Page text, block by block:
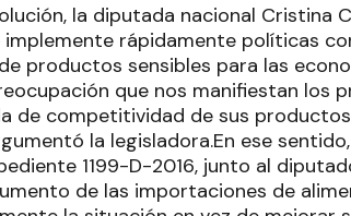
la diputada nacional Cristina
rápidamente políticas
productos sensibles para las
que nos manifiestan los
de competitividad de sus
la legisladora.En ese
1199-D-2016, junto al
de las importaciones de